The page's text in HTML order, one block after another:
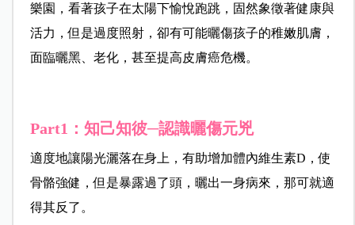
樂園，看著孩子在太陽下愉悅跑跳，固然象徵著健康與
活力，但是過度照射，卻有可能曬傷孩子的稚嫩肌膚，
面臨曬黑、老化，甚至提高皮膚癌危機。
Part1：知己知彼─認識曬傷元兇
適度地讓陽光灑落在身上，有助增加體內維生素D，使
骨骼強健，但是暴露過了頭，曬出一身病來，那可就適
得其反了。